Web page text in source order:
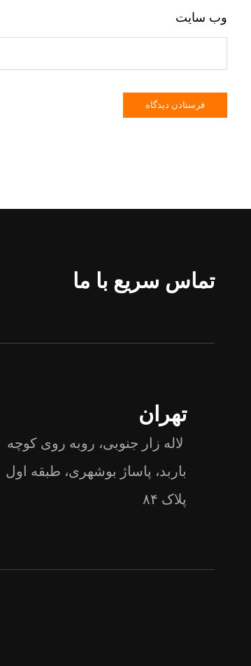
وب‌ سایت
تماس سریع با ما
تهران
لاله زار جنوبی، روبه روی کوچه
باربد، پاساژ بوشهری، طبقه اول
پلاک ۸۴